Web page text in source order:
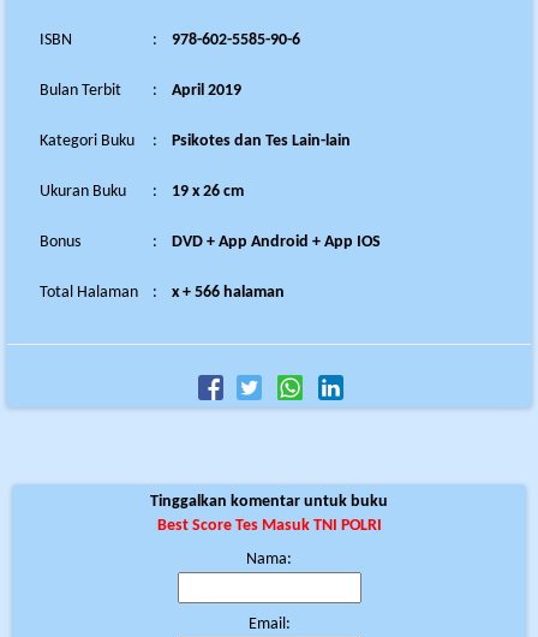
ISBN : 978-602-5585-90-6
Bulan Terbit : April 2019
Kategori Buku : Psikotes dan Tes Lain-lain
Ukuran Buku : 19 x 26 cm
Bonus : DVD + App Android + App IOS
Total Halaman : x + 566 halaman
Tinggalkan komentar untuk buku
Best Score Tes Masuk TNI POLRI
Nama:
Email: